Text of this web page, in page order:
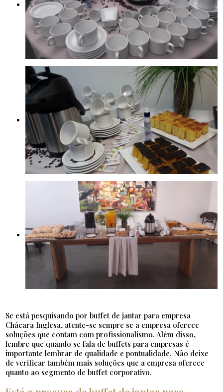
Se está pesquisando por buffet de jantar para empresa
Chácara Inglesa, atente-se sempre se a empresa oferece
soluções que contam com profissionalismo. Além disso,
lembre que quando se fala de buffets para empresas é
importante lembrar de qualidade e pontualidade. Não deixe
de verificar também mais soluções que a empresa oferece
quanto ao segmento de buffet corporativo.